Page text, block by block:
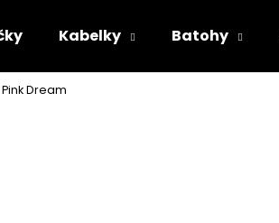
Kabelky Batohy
Dream najít?